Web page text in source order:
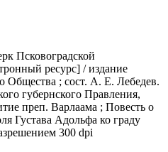
Псковоградской
ресурс] / издание
Общества ; сост. А. Е. Лебедев.
губернского Правления,
преп. Варлаама ; Повесть о
Густава Адольфа ко граду
300 dpi